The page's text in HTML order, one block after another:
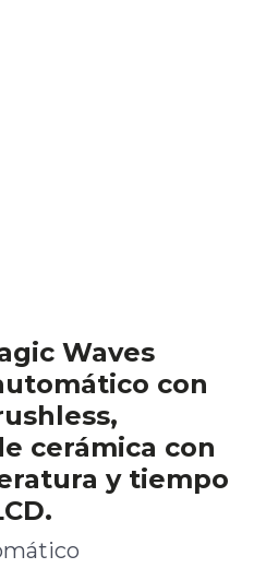
Waves
con
cerámica con
y tiempo